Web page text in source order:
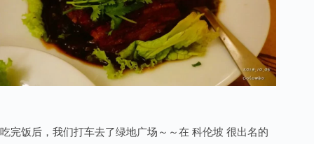
吃完饭后，我们打车去了绿地广场～～在 科伦坡 很出名的